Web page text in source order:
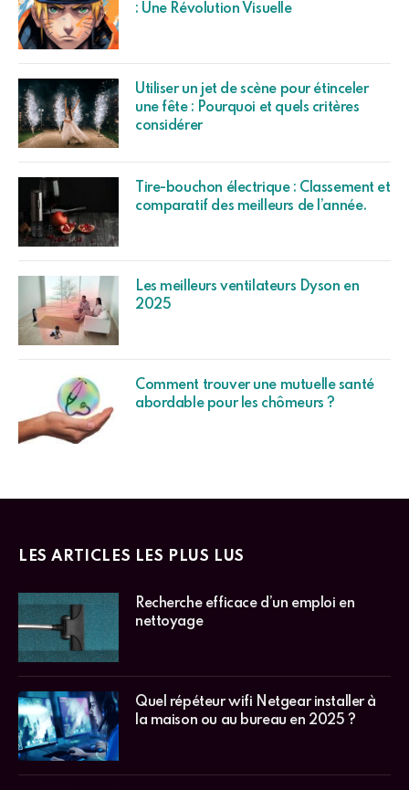
: Une Révolution Visuelle
Utiliser un jet de scène pour étinceler
une fête : Pourquoi et quels critères
considérer
Tire-bouchon électrique : Classement et
comparatif des meilleurs de l’année.
Les meilleurs ventilateurs Dyson en
2025
Comment trouver une mutuelle santé
abordable pour les chômeurs ?
LES ARTICLES LES PLUS LUS
Recherche efficace d’un emploi en
nettoyage
Quel répéteur wifi Netgear installer à
la maison ou au bureau en 2025 ?